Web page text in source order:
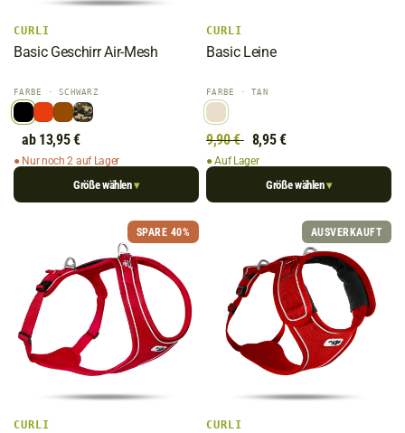
CURLI
Basic Geschirr Air-Mesh
FARBE · SCHWARZ
ab 13,95 €
● Nur noch 2 auf Lager
Größe wählen▾
CURLI
Basic Leine
FARBE · TAN
9,90 € 8,95 €
● Auf Lager
Größe wählen▾
SPARE 40%
CURLI
AUSVERKAUFT
CURLI